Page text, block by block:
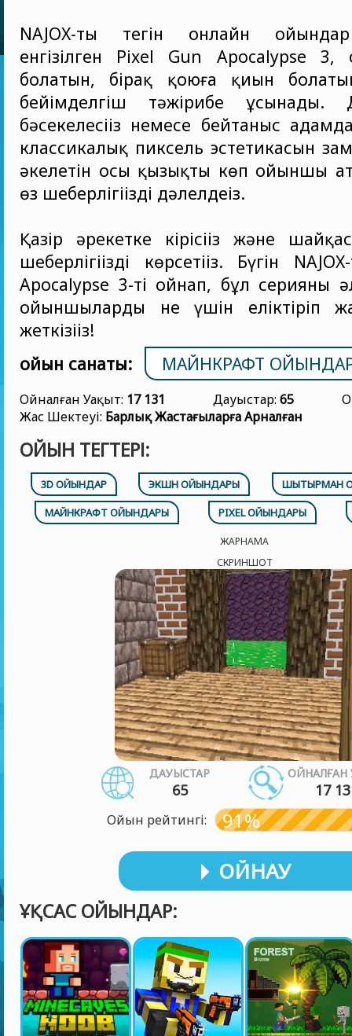
NAJOX-тың тегін онлайн
енгізілген Pixel Gun Apocalypse 3,
болатын, бірақ қоюға қиын
бейімделгіш тәжірибе ұсынады.
бәсекелесіңіз немесе бейтаныс
классикалық пиксель эстетикасын
әкелетін осы қызықты көп ойыншы
өз шеберлігіңізді дәлелдеңіз.
Қазір әрекетке кірісіңіз және
шеберлігіңізді көрсетіңіз. Бүгін
Apocalypse 3-ті ойнап, бұл серияның
ойыншыларды не үшін еліктіріп
жеткізіңіз!
ойын санаты:
МАЙНКРАФТ
Ойналған Уақыт: 17 131 Дауыстар: 65
Жас Шектеуі: Барлық Жастағыларға Арналған
ОЙЫН ТЕГТЕРІ:
3D ОЙЫНДАР ЭКШН ОЙЫНДАРЫ
ШЫТЫРМАН
МАЙНКРАФТ ОЙЫНДАРЫ
PIXEL ОЙЫНДАРЫ
ЖАРНАМА
СКРИНШОТ
ДАУЫСТАР
65
ОЙНАЛҒАН
17
Ойын рейтингі: 91%
ОЙНАУ
ҰҚСАС ОЙЫНДАР: